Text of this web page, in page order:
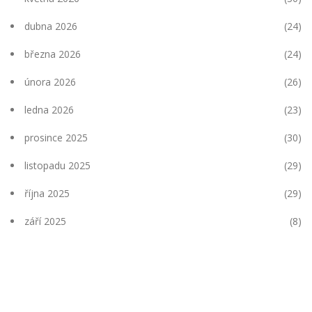
dubna 2026 (24)
března 2026 (24)
února 2026 (26)
ledna 2026 (23)
prosince 2025 (30)
listopadu 2025 (29)
října 2025 (29)
září 2025 (8)